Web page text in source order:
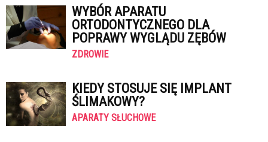
WYBÓR APARATU
ORTODONTYCZNEGO DLA
POPRAWY WYGLĄDU ZĘBÓW
ZDROWIE
KIEDY STOSUJE SIĘ IMPLANT
ŚLIMAKOWY?
APARATY SŁUCHOWE